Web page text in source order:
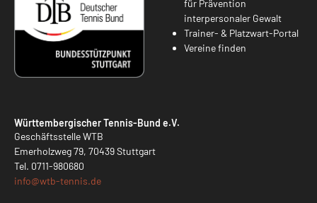
für Prävention
interpersonaler Gewalt
Trainer- & Platzwart-Portal
Vereine finden
Württembergischer Tennis-Bund e.V.
Geschäftsstelle WTB
Emerholzweg 79, 70439 Stuttgart
Tel. 0711-980680
info@wtb-tennis.de